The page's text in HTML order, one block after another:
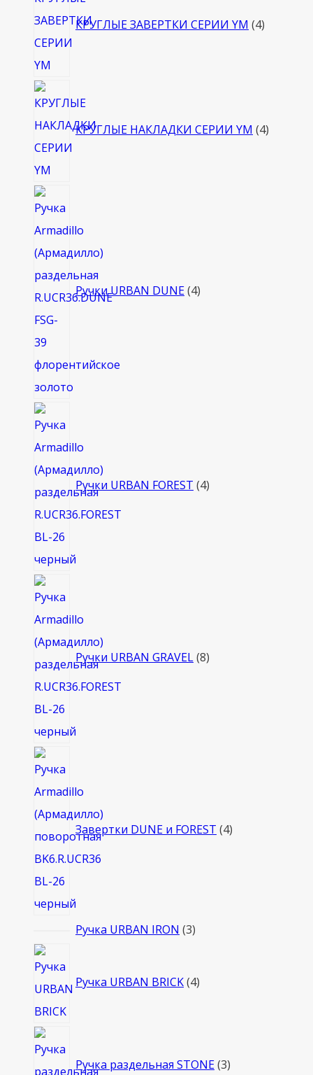
КРУГЛЫЕ ЗАВЕРТКИ СЕРИИ YM 4
КРУГЛЫЕ НАКЛАДКИ СЕРИИ YM 4
Ручки URBAN DUNE 4
Ручки URBAN FOREST 4
Ручки URBAN GRAVEL 8
Завертки DUNE и FOREST 4
Ручка URBAN IRON 33
Ручка URBAN BRICK 4товара
Ручка раздельная STONE 3товара